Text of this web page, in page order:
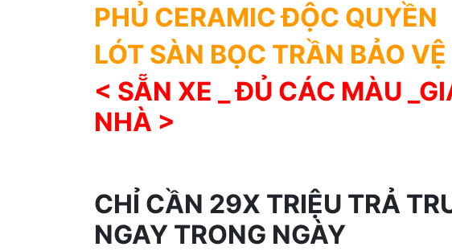
PHỦ CERAMIC ĐỘC QUYỀN
LÓT SÀN BỌC TRẦN BẢO
< SẴN XE _ ĐỦ CÁC MÀU
NHÀ >
CHỈ CẦN 29X TRIỆU TRẢ
NGAY TRONG NGÀY